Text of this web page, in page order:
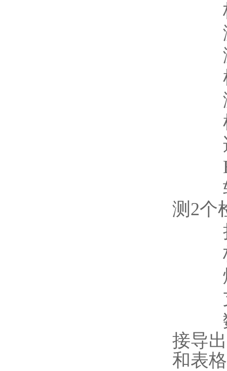
梯
激
激
检
激
检
适
软
测2个
扩
标
熔
支
数
接导
和表